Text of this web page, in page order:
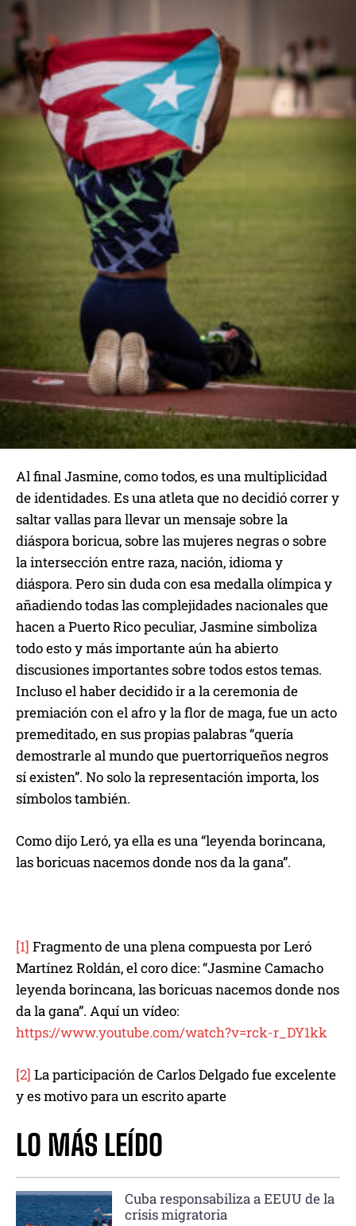
Al final Jasmine, como todos, es una multiplicidad
de identidades. Es una atleta que no decidió correr y
saltar vallas para llevar un mensaje sobre la
diáspora boricua, sobre las mujeres negras o sobre
la intersección entre raza, nación, idioma y
diáspora. Pero sin duda con esa medalla olímpica y
añadiendo todas las complejidades nacionales que
hacen a Puerto Rico peculiar, Jasmine simboliza
todo esto y más importante aún ha abierto
discusiones importantes sobre todos estos temas.
Incluso el haber decidido ir a la ceremonia de
premiación con el afro y la flor de maga, fue un acto
premeditado, en sus propias palabras “quería
demostrarle al mundo que puertorriqueños negros
sí existen”. No solo la representación importa, los
símbolos también.
Como dijo Leró, ya ella es una “leyenda borincana,
las boricuas nacemos donde nos da la gana”.
[1] Fragmento de una plena compuesta por Leró
Martínez Roldán, el coro dice: “Jasmine Camacho
leyenda borincana, las boricuas nacemos donde nos
da la gana”. Aquí un vídeo:
https://www.youtube.com/watch?v=rck-r_DY1kk
[2] La participación de Carlos Delgado fue excelente
y es motivo para un escrito aparte
LO MÁS LEÍDO
Cuba responsabiliza a EEUU de la
crisis migratoria